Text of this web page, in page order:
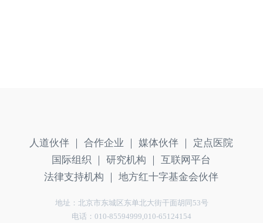
人道伙伴 ｜ 合作企业 ｜ 媒体伙伴 ｜
定点医院
国际组织 ｜
研究机构 ｜
互联网平台
法律支持机构 ｜
地方红十字基金会伙伴
地址：北京市东城区东单北大街干面胡同53号
电话：010-85594999,010-65124154